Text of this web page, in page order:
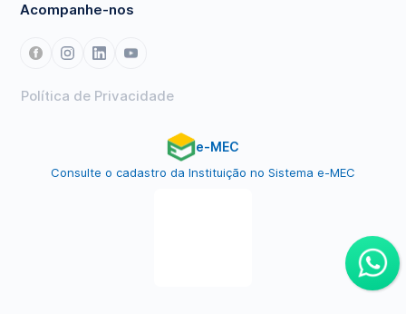
Acompanhe-nos
Política de Privacidade
e-MEC
Consulte o cadastro da Instituição no Sistema e-MEC